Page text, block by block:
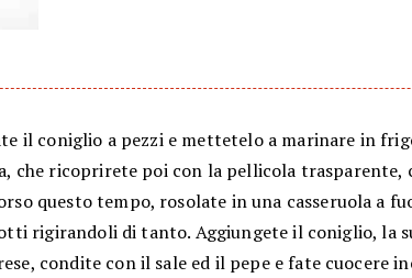
il coniglio a pezzi e mettetelo a marinare in
che ricoprirete poi con la pellicola trasparente,
questo tempo, rosolate in una casseruola a
rigirandoli di tanto. Aggiungete il coniglio, la
condite con il sale ed il pepe e fate cuocere